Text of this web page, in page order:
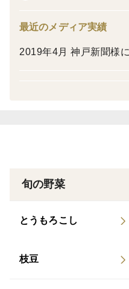
※基本的にはお届け日時
を頂く前】に事前のご連
無投薬（肥料・農薬不使
栽培しているのは農家と
最近のメディア実績
2019年4月 神戸新聞様
旬の野菜
とうもろこし
枝豆